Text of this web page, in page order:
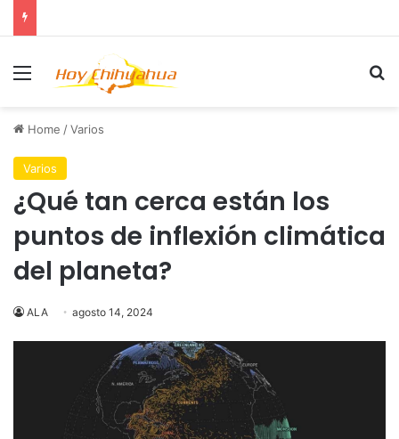
Menu
Home /Varios
Varios
¿Qué tan cerca están los
puntos de inflexión climática
del planeta?
ALA agosto 14, 2024